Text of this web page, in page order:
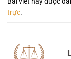
trực.